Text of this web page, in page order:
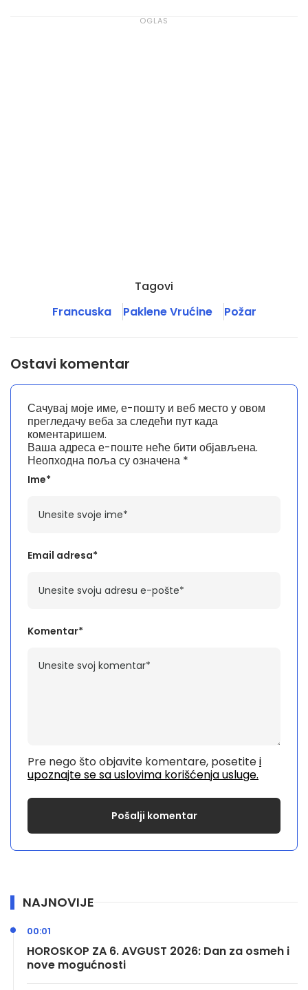
Tagovi
Francuska
Paklene Vrućine Požar
Ostavi komentar
Ваша адреса е-поште неће бити објављена.
Неопходна поља су означена *
Komentar*
Pre nego što objavite komentare, posetitei
upoznajte se sa uslovima korišćenja usluge.
Ime*
Email adresa*
Сачувај моје име, е-пошту и веб место у овом
прегледачу веба за следећи пут када
коментаришем.
NAJNOVIJE
HOROSKOP ZA 6. AVGUST 2026: Dan za osmeh i
nove mogućnosti
00:01